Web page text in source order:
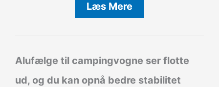
Læs Mere
Alufælge til campingvogne ser flotte
ud, og du kan opnå bedre stabilitet